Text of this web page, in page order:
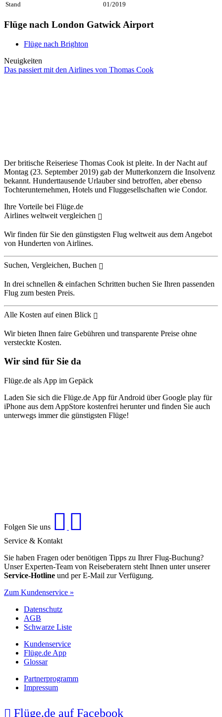
Stand 01/2019
Flüge nach London Gatwick Airport
Flüge nach Brighton
Neuigkeiten
Das passiert mit den Airlines von Thomas Cook
Der britische Reiseriese Thomas Cook ist pleite. In der Nacht auf
Montag (23. September 2019) gab der Mutterkonzern die Insolvenz
bekannt. Hunderttausende Urlauber sind betroffen, aber ebenso
Tochterunternehmen, Hotels und Fluggesellschaften wie Condor.
Ihre Vorteile bei Flüge.de
Airlines weltweit vergleichen
Wir finden für Sie den günstigsten Flug weltweit aus dem Angebot
von Hunderten von Airlines.
Suchen, Vergleichen, Buchen
In drei schnellen & einfachen Schritten buchen Sie Ihren passenden
Flug zum besten Preis.
Alle Kosten auf einen Blick
Wir bieten Ihnen faire Gebühren und transparente Preise ohne
versteckte Kosten.
Wir sind für Sie da
Flüge.de als App im Gepäck
Laden Sie sich die Flüge.de App für Android über Google play für
iPhone aus dem AppStore kostenfrei herunter und finden Sie auch
unterwegs immer die günstigsten Flüge!
Folgen Sie uns
Service & Kontakt
Sie haben Fragen oder benötigen Tipps zu Ihrer Flug-Buchung?
Unser Experten-Team von Reiseberatern steht Ihnen unter unserer
Service-Hotline und per E-Mail zur Verfügung.
Zum Kundenservice »
Datenschutz
AGB
Schwarze Liste
Kundenservice
Flüge.de App
Glossar
Partnerprogramm
Impressum
Flüge.de auf Facebook